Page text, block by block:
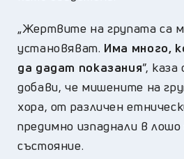
„Жертвите на групата са
установяват. Има много,
да дадат показания”,
добави, че мишените на
хора, от различен
предимно изпаднали в
състояние.